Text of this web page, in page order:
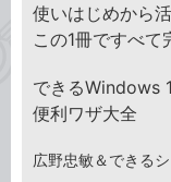
使いはじめから
この1冊ですべて
できるWindows
便利ワザ大全
広野忠敏＆できる